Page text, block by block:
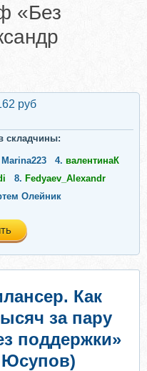
«Без
руб
складчины:
Marina223 4. валентинаК
8. Fedyaev_Alexandr
Олейник
Как
за пару
поддержки»
Юсупов)